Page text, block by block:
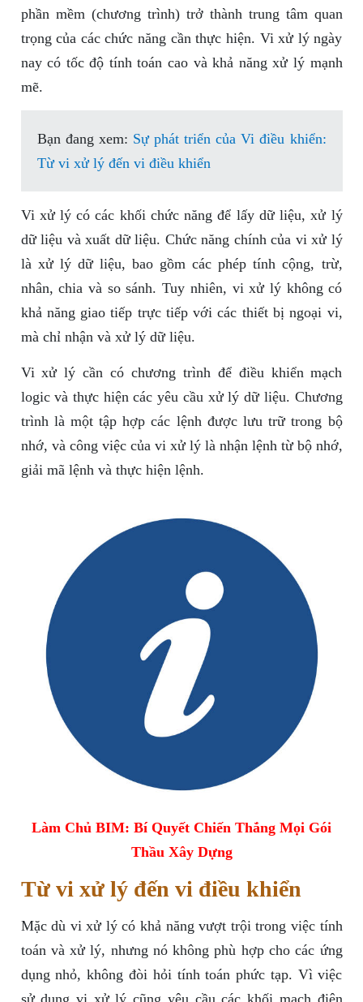
phần mềm (chương trình) trở thành trung tâm quan
trọng của các chức năng cần thực hiện. Vi xử lý ngày
nay có tốc độ tính toán cao và khả năng xử lý mạnh
mẽ.
Bạn đang xem: Sự phát triển của Vi điều khiển:
Từ vi xử lý đến vi điều khiển
Vi xử lý có các khối chức năng để lấy dữ liệu, xử lý
dữ liệu và xuất dữ liệu. Chức năng chính của vi xử lý
là xử lý dữ liệu, bao gồm các phép tính cộng, trừ,
nhân, chia và so sánh. Tuy nhiên, vi xử lý không có
khả năng giao tiếp trực tiếp với các thiết bị ngoại vi,
mà chỉ nhận và xử lý dữ liệu.
Vi xử lý cần có chương trình để điều khiển mạch
logic và thực hiện các yêu cầu xử lý dữ liệu. Chương
trình là một tập hợp các lệnh được lưu trữ trong bộ
nhớ, và công việc của vi xử lý là nhận lệnh từ bộ nhớ,
giải mã lệnh và thực hiện lệnh.
Làm Chủ BIM: Bí Quyết Chiến Thắng Mọi Gói
Thầu Xây Dựng
Từ vi xử lý đến vi điều khiển
Mặc dù vi xử lý có khả năng vượt trội trong việc tính
toán và xử lý, nhưng nó không phù hợp cho các ứng
dụng nhỏ, không đòi hỏi tính toán phức tạp. Vì việc